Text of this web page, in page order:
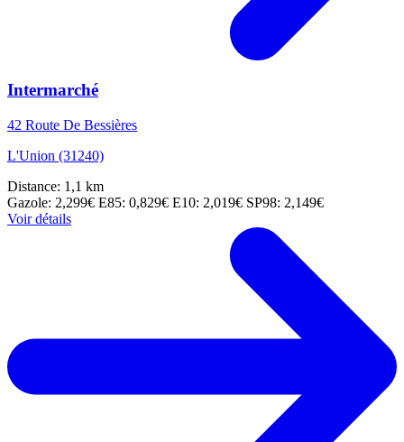
Intermarché
42 Route De Bessières
L'Union (31240)
Distance: 1,1 km
Gazole: 2,299€ E85: 0,829€ E10: 2,019€ SP98: 2,149€
Voir détails